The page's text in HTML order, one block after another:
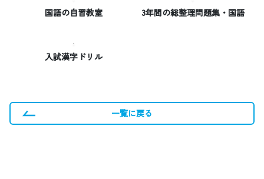
国語の自習教室 3年間の総整理問題集・国語
入試漢字ドリル
一覧に戻る